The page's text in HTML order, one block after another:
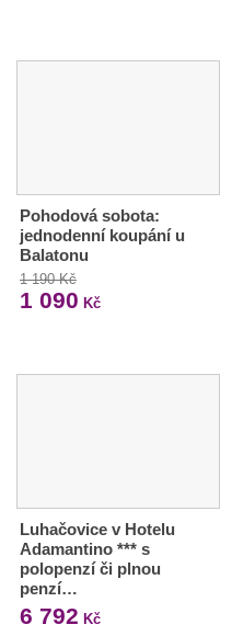
Pohodová sobota:
jednodenní koupání u
Balatonu
1 190 Kč
1 090 Kč
Luhačovice v Hotelu
Adamantino *** s
polopenzí či plnou
penzí…
6 792 Kč